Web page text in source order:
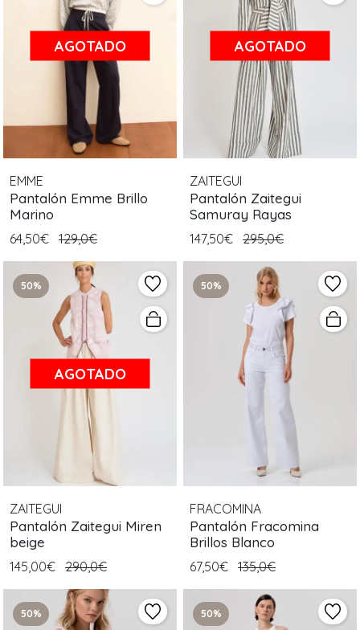
AGOTADO
EMME
Pantalón Emme Brillo
Marino
64,50€ 129,0€
AGOTADO
ZAITEGUI
Pantalón Zaitegui
Samuray Rayas
147,50€ 295,0€
50%
AGOTADO
ZAITEGUI
Pantalón Zaitegui Miren
beige
145,00€ 290,0€
50%
FRACOMINA
Pantalón Fracomina
Brillos Blanco
67,50€ 135,0€
50% 50%